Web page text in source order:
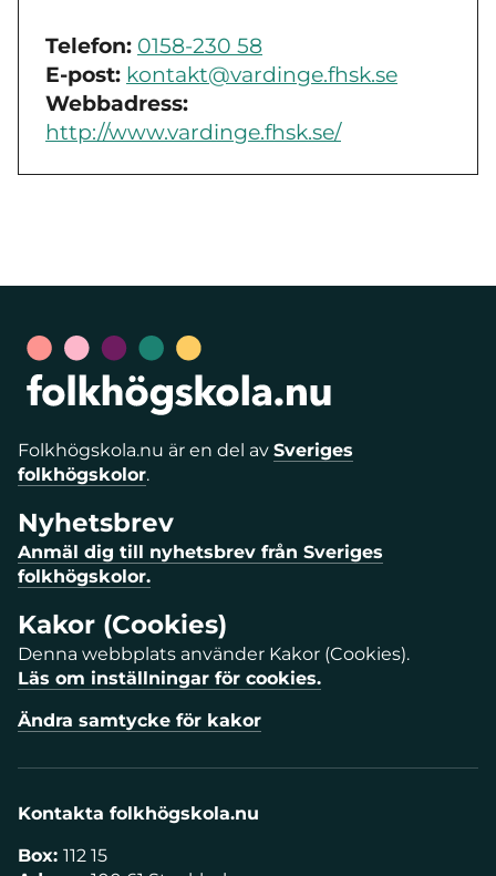
Telefon: 0158-230 58
E-post: kontakt@vardinge.fhsk.se
Webbadress:
http://www.vardinge.fhsk.se/
Folkhögskola.nu är en del av Sveriges
folkhögskolor.
Nyhetsbrev
Anmäl dig till nyhetsbrev från Sveriges
folkhögskolor.
Kakor (Cookies)
Denna webbplats använder Kakor (Cookies).
Läs om inställningar för cookies.
Ändra samtycke för kakor
Kontakta folkhögskola.nu
Box: 112 15